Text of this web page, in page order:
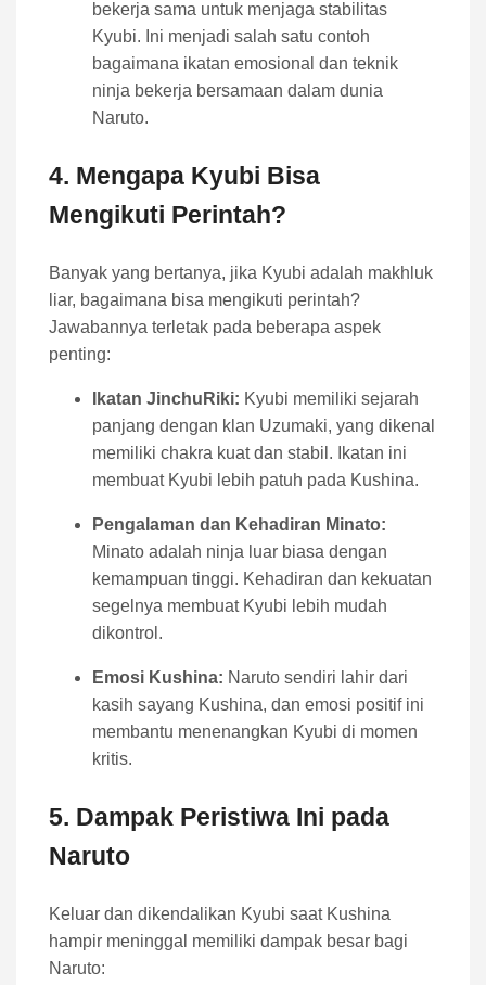
bekerja sama untuk menjaga stabilitas
Kyubi. Ini menjadi salah satu contoh
bagaimana ikatan emosional dan teknik
ninja bekerja bersamaan dalam dunia
Naruto.
4. Mengapa Kyubi Bisa
Mengikuti Perintah?
Banyak yang bertanya, jika Kyubi adalah makhluk
liar, bagaimana bisa mengikuti perintah?
Jawabannya terletak pada beberapa aspek
penting:
Ikatan JinchuRiki: Kyubi memiliki sejarah
panjang dengan klan Uzumaki, yang dikenal
memiliki chakra kuat dan stabil. Ikatan ini
membuat Kyubi lebih patuh pada Kushina.
Pengalaman dan Kehadiran Minato:
Minato adalah ninja luar biasa dengan
kemampuan tinggi. Kehadiran dan kekuatan
segelnya membuat Kyubi lebih mudah
dikontrol.
Emosi Kushina: Naruto sendiri lahir dari
kasih sayang Kushina, dan emosi positif ini
membantu menenangkan Kyubi di momen
kritis.
5. Dampak Peristiwa Ini pada
Naruto
Keluar dan dikendalikan Kyubi saat Kushina
hampir meninggal memiliki dampak besar bagi
Naruto: